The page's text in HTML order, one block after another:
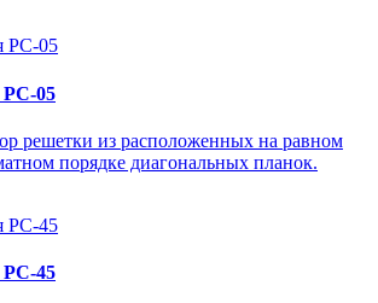
РС-05
решетки из расположенных на равном
порядке диагональных планок.
РС-45